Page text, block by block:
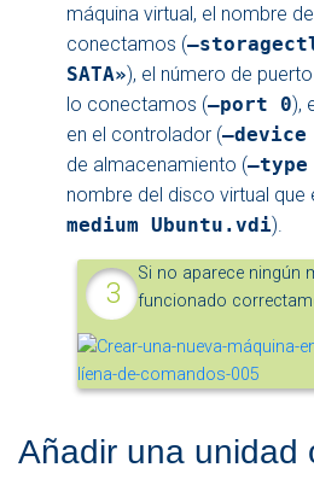
máquina virtual, el nombre
conectamos (
SATA»), el número de
lo conectamos (–port 0),
en el controlador (–device
de almacenamiento (–type
nombre del disco virtual
medium Ubuntu.vdi).
Si no aparece ningún
funcionado
Añadir una unidad